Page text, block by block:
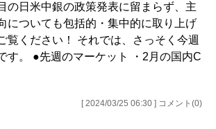
の日米中銀の政策発表に留まらず、主
についても包括的・集中的に取り上げ
覧ください！ それでは、さっそく今週
す。 ●先週のマーケット ・2月の国内C
[ 2024/03/25 06:30 ] コメント(0)